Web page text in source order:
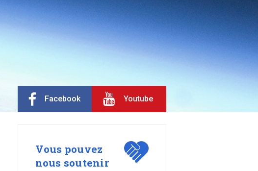
Facebook Youtube
Vous pouvez
nous soutenir